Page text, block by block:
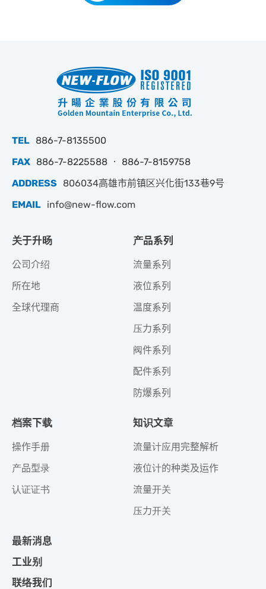
TEL 886-7-8135500
FAX 886-7-8225588 ‧ 886-7-8159758
ADDRESS
806034高雄市前镇区兴化街133巷9号
EMAIL info@new-flow.com
关于升旸
公司介绍
所在地
全球代理商
产品系列
流量系列
液位系列
温度系列
压力系列
阀件系列
配件系列
防爆系列
档案下载
操作手册
产品型录
认证证书
知识文章
流量计应用完整解析
液位计的种类及运作
流量开关
压力开关
最新消息
工业别
联络我们